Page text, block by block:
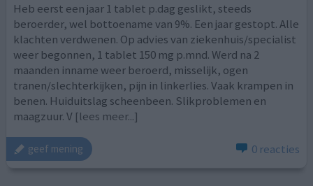
Heb eerst een jaar 1 tablet p.dag geslikt, steeds
beroerder, wel bottoename van 9%. Een jaar gestopt. Alle
klachten verdwenen. Op advies van ziekenhuis/specialist
weer begonnen, 1 tablet 150 mg p.mnd. Werd na 2
maanden inname weer beroerd, misselijk, ogen
tranen/slechterkijken, pijn in linkerlies. Vaak krampen in
benen. Huiduitslag scheenbeen. Slikproblemen en
maagzuur. V [lees meer...]
geef mening 0 reacties